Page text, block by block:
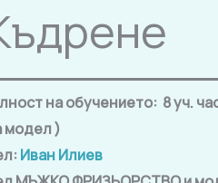
на обучението: 8 уч.
модел )
Иван Илиев